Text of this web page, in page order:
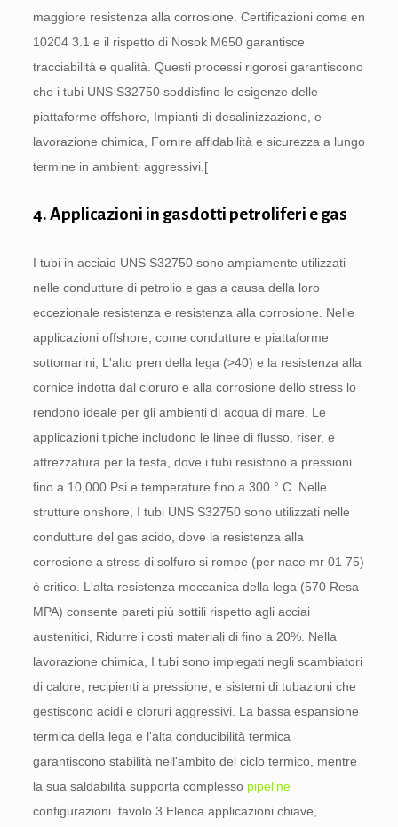
maggiore resistenza alla corrosione. Certificazioni come en
10204 3.1 e il rispetto di Nosok M650 garantisce
tracciabilità e qualità. Questi processi rigorosi garantiscono
che i tubi UNS S32750 soddisfino le esigenze delle
piattaforme offshore, Impianti di desalinizzazione, e
lavorazione chimica, Fornire affidabilità e sicurezza a lungo
termine in ambienti aggressivi.[
4. Applicazioni in gasdotti petroliferi e gas
I tubi in acciaio UNS S32750 sono ampiamente utilizzati
nelle condutture di petrolio e gas a causa della loro
eccezionale resistenza e resistenza alla corrosione. Nelle
applicazioni offshore, come condutture e piattaforme
sottomarini, L'alto pren della lega (>40) e la resistenza alla
cornice indotta dal cloruro e alla corrosione dello stress lo
rendono ideale per gli ambienti di acqua di mare. Le
applicazioni tipiche includono le linee di flusso, riser, e
attrezzatura per la testa, dove i tubi resistono a pressioni
fino a 10,000 Psi e temperature fino a 300 ° C. Nelle
strutture onshore, I tubi UNS S32750 sono utilizzati nelle
condutture del gas acido, dove la resistenza alla
corrosione a stress di solfuro si rompe (per nace mr 01 75)
è critico. L'alta resistenza meccanica della lega (570 Resa
MPA) consente pareti più sottili rispetto agli acciai
austenitici, Ridurre i costi materiali di fino a 20%. Nella
lavorazione chimica, I tubi sono impiegati negli scambiatori
di calore, recipienti a pressione, e sistemi di tubazioni che
gestiscono acidi e cloruri aggressivi. La bassa espansione
termica della lega e l'alta conducibilità termica
garantiscono stabilità nell'ambito del ciclo termico, mentre
la sua saldabilità supporta complesso pipeline
configurazioni. tavolo 3 Elenca applicazioni chiave,